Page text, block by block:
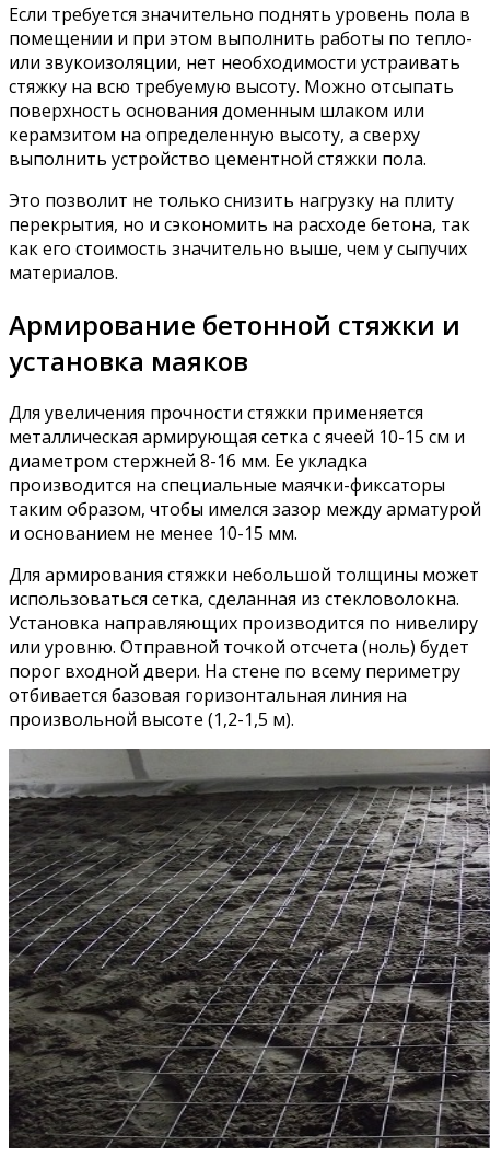
Если требуется значительно поднять уровень пола в
помещении и при этом выполнить работы по тепло-
или звукоизоляции, нет необходимости устраивать
стяжку на всю требуемую высоту. Можно отсыпать
поверхность основания доменным шлаком или
керамзитом на определенную высоту, а сверху
выполнить устройство цементной стяжки пола.
Это позволит не только снизить нагрузку на плиту
перекрытия, но и сэкономить на расходе бетона, так
как его стоимость значительно выше, чем у сыпучих
материалов.
Армирование бетонной стяжки и
установка маяков
Для увеличения прочности стяжки применяется
металлическая армирующая сетка с ячеей 10-15 см и
диаметром стержней 8-16 мм. Ее укладка
производится на специальные маячки-фиксаторы
таким образом, чтобы имелся зазор между арматурой
и основанием не менее 10-15 мм.
Для армирования стяжки небольшой толщины может
использоваться сетка, сделанная из стекловолокна.
Установка направляющих производится по нивелиру
или уровню. Отправной точкой отсчета (ноль) будет
порог входной двери. На стене по всему периметру
отбивается базовая горизонтальная линия на
произвольной высоте (1,2-1,5 м).